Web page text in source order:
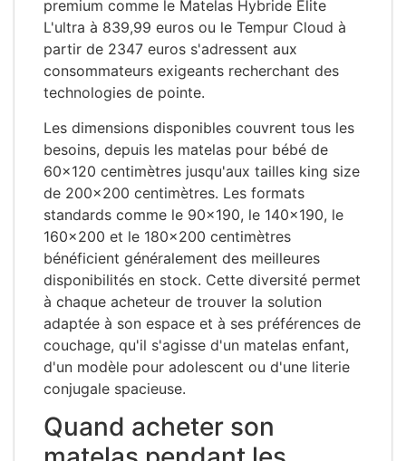
premium comme le Matelas Hybride Elite
L'ultra à 839,99 euros ou le Tempur Cloud à
partir de 2347 euros s'adressent aux
consommateurs exigeants recherchant des
technologies de pointe.
Les dimensions disponibles couvrent tous les
besoins, depuis les matelas pour bébé de
60×120 centimètres jusqu'aux tailles king size
de 200×200 centimètres. Les formats
standards comme le 90×190, le 140×190, le
160×200 et le 180×200 centimètres
bénéficient généralement des meilleures
disponibilités en stock. Cette diversité permet
à chaque acheteur de trouver la solution
adaptée à son espace et à ses préférences de
couchage, qu'il s'agisse d'un matelas enfant,
d'un modèle pour adolescent ou d'une literie
conjugale spacieuse.
Quand acheter son